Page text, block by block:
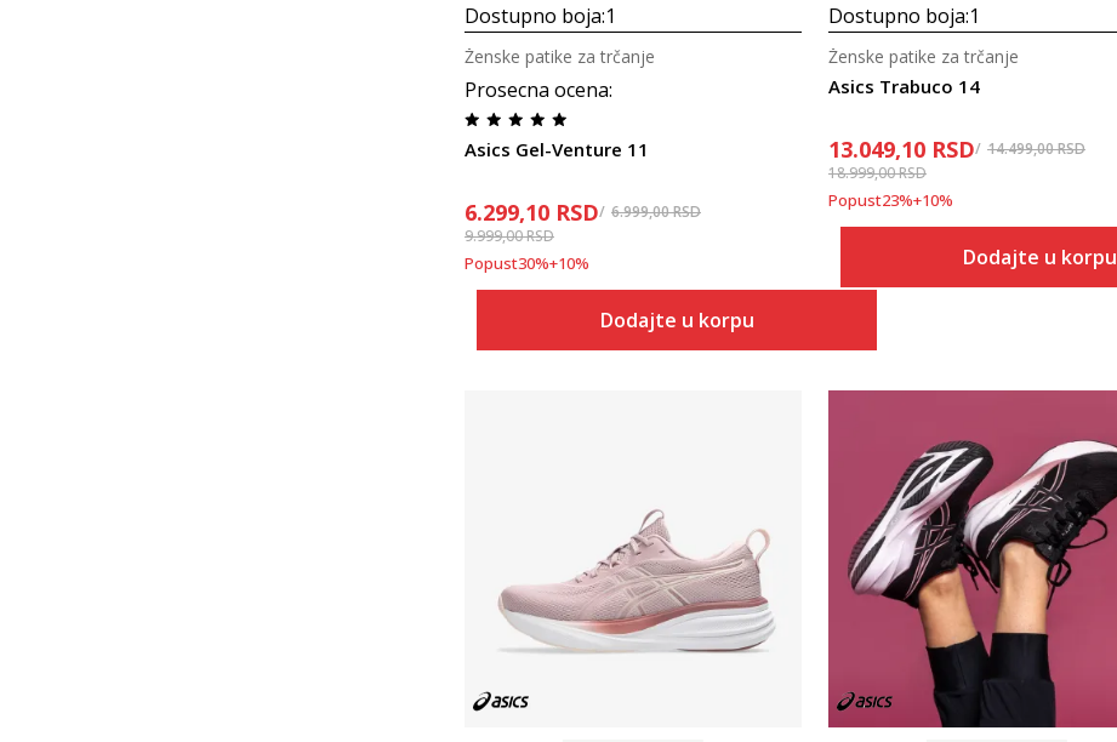
Dostupno boja:1
Prosecna ocena:
Asics Gel-Venture 11
Ženske patike za trčanje
6.299,10 RSD 6.999,00RSD
9.999,00RSD
Popust30%+10%
Dodajte u korpu
Dostupno boja:1
Asics Trabuco 14
Ženske patike za trčanje
13.049,10 RSD 14.499,00RSD
18.999,00RSD
Popust23%+10%
Dodajte u korpu
Uporedi Uporedi